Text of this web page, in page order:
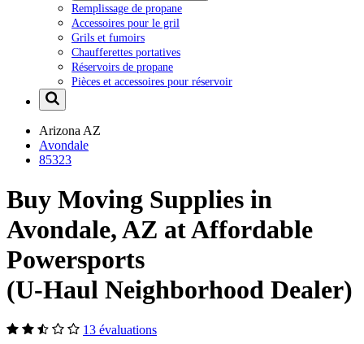
Remplissage de propane
Accessoires pour le gril
Grils et fumoirs
Chaufferettes portatives
Réservoirs de propane
Pièces et accessoires pour réservoir
Arizona AZ
Avondale
85323
Buy Moving Supplies in
Avondale, AZ at Affordable
Powersports
(U-Haul Neighborhood Dealer)
13 évaluations